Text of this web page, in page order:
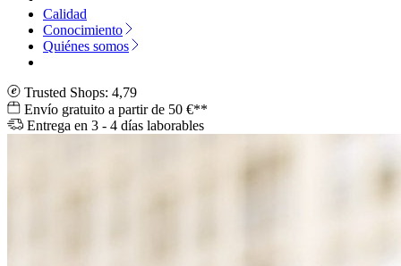
Calidad
Conocimiento
Quiénes somos
Trusted Shops: 4,79
Envío gratuito a partir de 50 €**
Entrega en 3 - 4 días laborables